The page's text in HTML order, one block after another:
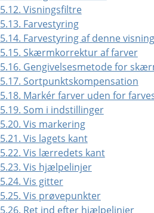
5.12. Visningsfiltre
5.13. Farvestyring
5.14. Farvestyring af denne visning
5.15. Skærmkorrektur af farver
5.16. Gengivelsesmetode for
5.17. Sortpunktskompensation
5.18. Markér farver uden for
5.19. Som i indstillinger
5.20. Vis markering
5.21. Vis lagets kant
5.22. Vis lærredets kant
5.23. Vis hjælpelinjer
5.24. Vis gitter
5.25. Vis prøvepunkter
5.26. Ret ind efter hjælpelinjer